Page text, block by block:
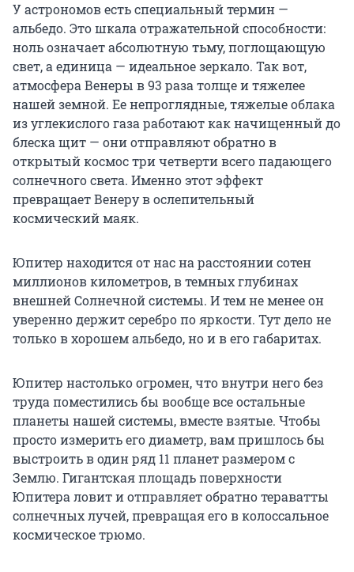
У астрономов есть специальный термин —
альбедо. Это шкала отражательной способности:
ноль означает абсолютную тьму, поглощающую
свет, а единица — идеальное зеркало. Так вот,
атмосфера Венеры в 93 раза толще и тяжелее
нашей земной. Ее непроглядные, тяжелые облака
из углекислого газа работают как начищенный до
блеска щит — они отправляют обратно в
открытый космос три четверти всего падающего
солнечного света. Именно этот эффект
превращает Венеру в ослепительный
космический маяк.
Юпитер находится от нас на расстоянии сотен
миллионов километров, в темных глубинах
внешней Солнечной системы. И тем не менее он
уверенно держит серебро по яркости. Тут дело не
только в хорошем альбедо, но и в его габаритах.
Юпитер настолько огромен, что внутри него без
труда поместились бы вообще все остальные
планеты нашей системы, вместе взятые. Чтобы
просто измерить его диаметр, вам пришлось бы
выстроить в один ряд 11 планет размером с
Землю. Гигантская площадь поверхности
Юпитера ловит и отправляет обратно тераватты
солнечных лучей, превращая его в колоссальное
космическое трюмо.